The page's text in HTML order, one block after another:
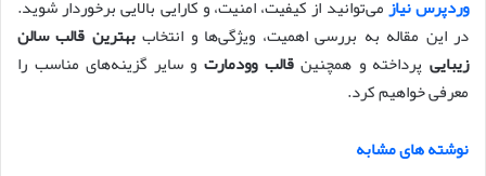
وردپرس نیازمی‌توانید از کیفیت، امنیت، و کارایی بالایی برخوردار شوید.
در این مقاله به بررسی اهمیت، ویژگی‌ها و انتخاببهترین قالب سالن
زیباییپرداخته و همچنینقالب وودمارت و سایر گزینه‌های مناسب را
معرفی خواهیم کرد.
نوشته های مشابه